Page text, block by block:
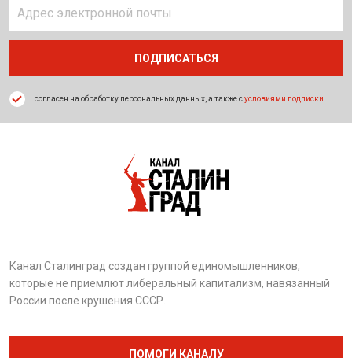
согласен на обработку персональных данных, а также сусловиями подписки
Канал Сталинград создан группой единомышленников,
которые не приемлют либеральный капитализм, навязанный
России после крушения СССР.
ПОМОГИ КАНАЛУ